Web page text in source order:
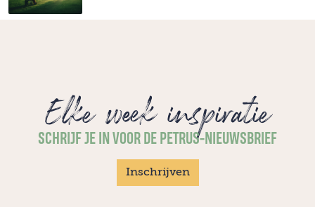
Elke week inspiratie
SCHRIJF JE IN VOOR DE PETRUS-NIEUWSBRIEF
Inschrijven